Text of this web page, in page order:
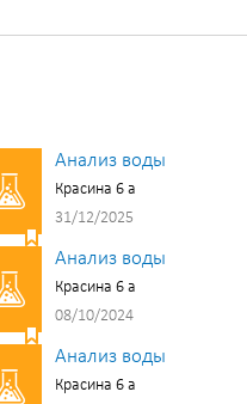
Анализ воды
Красина 6 а
31/12/2025
Анализ воды
Красина 6 а
08/10/2024
Анализ воды
Красина 6 а